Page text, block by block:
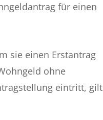
für einen
sie einen Erstantrag
ohne
eintritt, gilt